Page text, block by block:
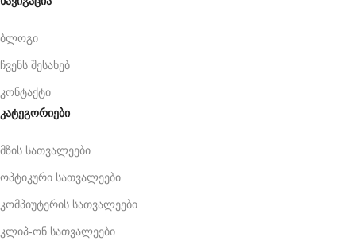
ბლოგი
ჩვენს შესახებ
კონტაქტი
კატეგორიები
მზის სათვალეები
ოპტიკური სათვალეები
კომპიუტერის სათვალეები
კლიპ-ონ სათვალეები